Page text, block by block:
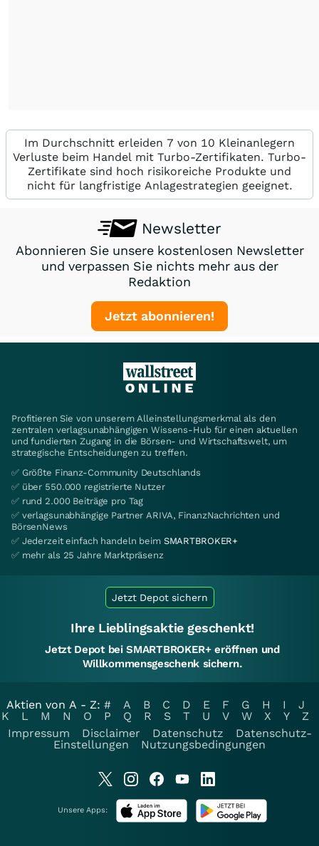
Im Durchschnitt erleiden 7 von 10 Kleinanlegern
Verluste beim Handel mit Turbo-Zertifikaten. Turbo-
Zertifikate sind hoch risikoreiche Produkte und
nicht für langfristige Anlagestrategien geeignet.
Newsletter
Abonnieren Sie unsere kostenlosen Newsletter
und verpassen Sie nichts mehr aus der
Redaktion
Jetzt abonnieren!
Profitieren Sie von unserem Alleinstellungsmerkmal als den
zentralen verlagsunabhängigen Wissens-Hub für einen aktuellen
und fundierten Zugang in die Börsen- und Wirtschaftswelt, um
strategische Entscheidungen zu treffen.
✅ Größte Finanz-Community Deutschlands
✅ über 550.000 registrierte Nutzer
✅ rund 2.000 Beiträge pro Tag
✅ verlagsunabhängige Partner ARIVA, FinanzNachrichten und
BörsenNews
✅ Jederzeit einfach handeln beim SMARTBROKER+
✅ mehr als 25 Jahre Marktpräsenz
Jetzt Depot sichern
Ihre Lieblingsaktie geschenkt!
Jetzt Depot bei SMARTBROKER+ eröffnen und
Willkommensgeschenk sichern.
Aktien von A - Z: # A B C D E F G H I
J
K
L M N O P Q R S T U V W X Y
Z
Impressum
Disclaimer Datenschutz
Datenschutz-
Einstellungen
Nutzungsbedingungen
Unsere Apps: